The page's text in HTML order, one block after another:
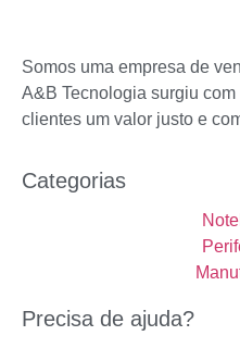
Somos uma empresa de
A&B Tecnologia surgiu
clientes um valor justo e
Categorias
Precisa de ajuda?